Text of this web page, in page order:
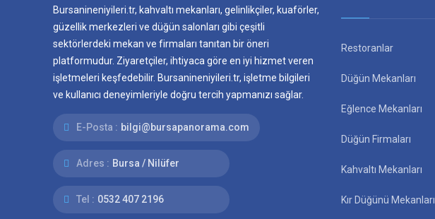
Bursanineniyileri.tr, kahvaltı mekanları, gelinlikçiler, kuaförler,
güzellik merkezleri ve düğün salonları gibi çeşitli
sektörlerdeki mekan ve firmaları tanıtan bir öneri
platformudur. Ziyaretçiler, ihtiyaca göre en iyi hizmet veren
işletmeleri keşfedebilir. Bursanineniyileri.tr, işletme bilgileri
ve kullanıcı deneyimleriyle doğru tercih yapmanızı sağlar.
E-Posta : bilgi@bursapanorama.com
Adres : Bursa / Nilüfer
Tel : 0532 407 2196
Restoranlar
Düğün Mekanları
Eğlence Mekanları
Düğün Firmaları
Kahvaltı Mekanları
Kır Düğünü Mekanları